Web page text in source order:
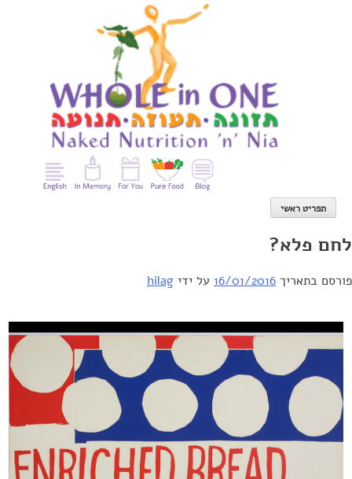
תפריט ראשי
לחם פלא?
פורסם בתאריך 16/01/2016 על ידי hilag